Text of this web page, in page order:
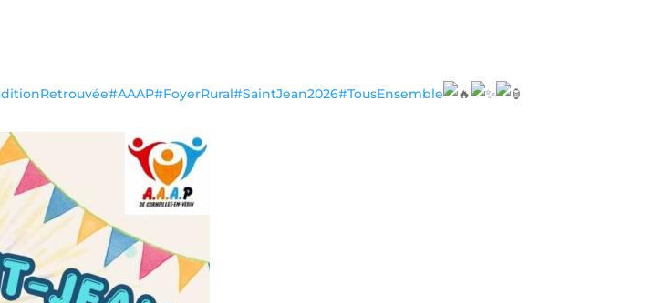
#AAAP#FoyerRural#SaintJean2026#TousEnsemble